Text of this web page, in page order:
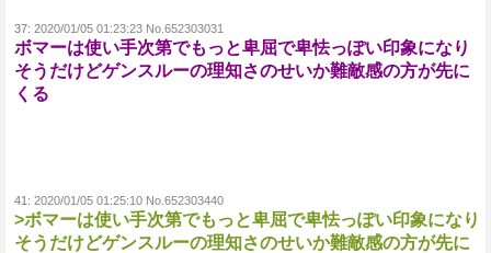
37: 2020/01/05 01:23:23 No.652303031
ボマーは使い手次第でもっと卑屈で卑怯っぽい印象になり
そうだけどゲンスルーの理知さのせいか難敵感の方が先に
くる
41: 2020/01/05 01:25:10 No.652303440
>ボマーは使い手次第でもっと卑屈で卑怯っぽい印象になり
そうだけどゲンスルーの理知さのせいか難敵感の方が先に